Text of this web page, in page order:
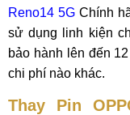
Reno14 5G Chính
sử dụng linh kiện
bảo hành lên đến
chi phí nào khác.
Thay Pin